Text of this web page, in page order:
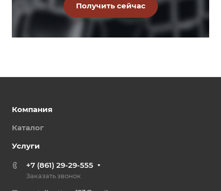
Компания
Каталог
Услуги
+7 (861) 29-29-555
Заказать звонок